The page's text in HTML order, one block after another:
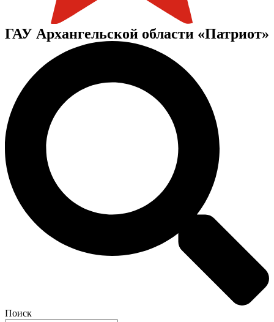
ГАУ Архангельской области «Патриот»
Поиск